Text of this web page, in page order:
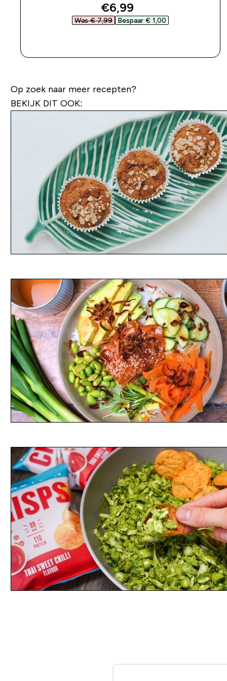
discounted price
€6,99‎
Was € 7,99‎ Bespaar € 1,00‎
Op zoek naar meer recepten?
BEKIJK DIT OOK: